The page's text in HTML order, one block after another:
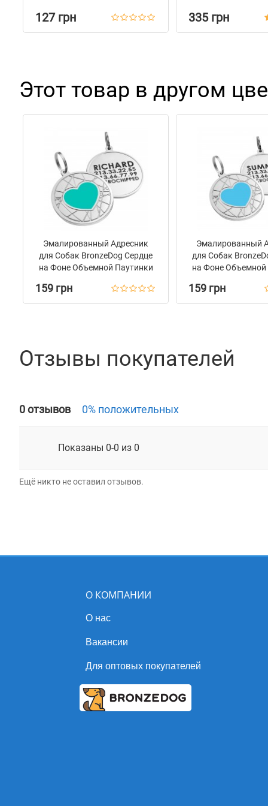
127 грн 335 грн
Этот товар в другом
Эмалированный Адресник
для Собак BronzeDog Сердце
на Фоне Объемной Паутинки
159 грн
Эмалированный
для Собак
на Фоне Объемной
159 грн
Отзывы покупателей
0 отзывов 0% положительных
Показаны 0-0 из 0
Ещё никто не оставил отзывов.
О КОМПАНИИ
О нас
Вакансии
Для оптовых покупателей